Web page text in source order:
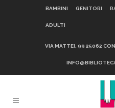
BAMBINI GENITORI
ADULTI
VIA MATTEI, 99 25062